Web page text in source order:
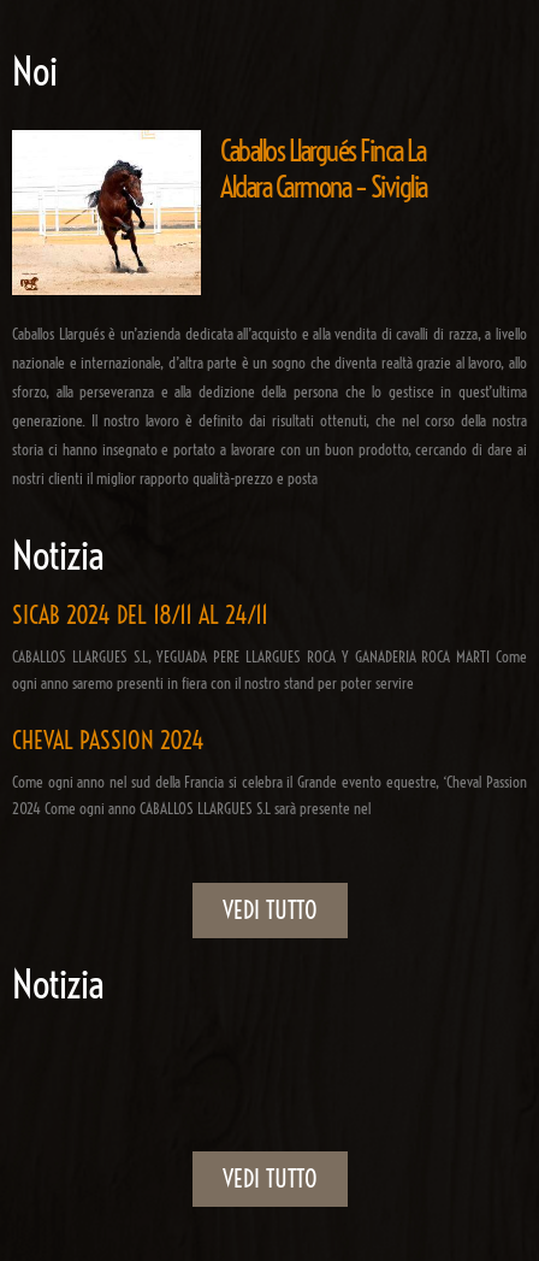
Noi
Caballos Llargués Finca La
Aldara Carmona – Siviglia
Caballos Llargués è un’azienda dedicata all’acquisto e alla vendita di cavalli di razza, a livello
nazionale e internazionale, d’altra parte è un sogno che diventa realtà grazie al lavoro, allo
sforzo, alla perseveranza e alla dedizione della persona che lo gestisce in quest’ultima
generazione. Il nostro lavoro è definito dai risultati ottenuti, che nel corso della nostra
storia ci hanno insegnato e portato a lavorare con un buon prodotto, cercando di dare ai
nostri clienti il ​​miglior rapporto qualità-prezzo e posta
Notizia
SICAB 2024 DEL 18/11 AL 24/11
CABALLOS LLARGUES S.L, YEGUADA PERE LLARGUES ROCA Y GANADERIA ROCA MARTI Come
ogni anno saremo presenti in fiera con il nostro stand per poter servire
CHEVAL PASSION 2024
Come ogni anno nel sud della Francia si celebra il Grande evento equestre, ‘Cheval Passion
2024 Come ogni anno CABALLOS LLARGUES S.L sarà presente nel
VEDI TUTTO
Notizia
VEDI TUTTO